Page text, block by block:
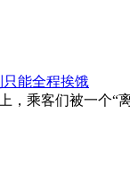
能全程挨饿
，乘客们被一个“